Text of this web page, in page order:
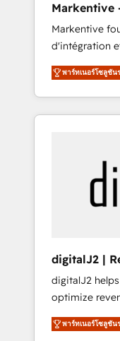
know what
OTF is an
Partners) and
Partner of the Year 💥
companies to
more
us to learn
Markentive
EN
Markentive
d'intégration
et North
marketing
et webdesign. Markentive is both a
consulting
webdesign
customers).
พาร์ทเนอร์โซลูชัน
digitalJ2 |
digitalJ2
optimize
scalable,
accredited
พาร์ทเนอร์โซลูชัน